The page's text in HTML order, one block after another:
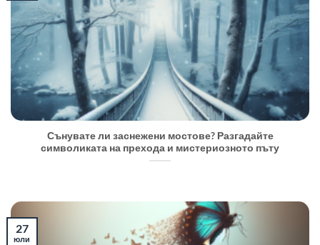
Сънувате ли заснежени мостове? Разгадайте
символиката на прехода и мистериозното пъту
27
юли